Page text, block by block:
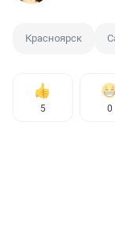
Красноярск
5 0